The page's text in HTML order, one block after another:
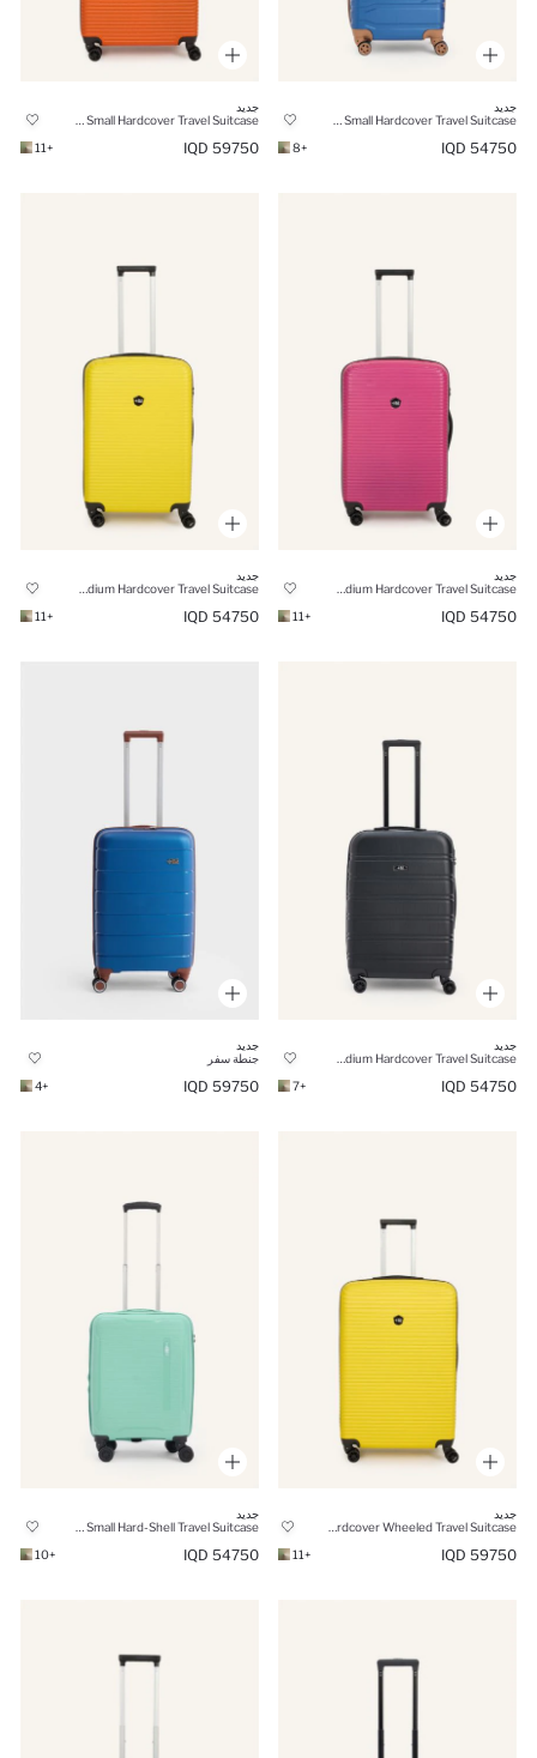
جديد
54750 IQD
+8
جديد
59750 IQD
+11
جديد
54750 IQD
+11
جديد
54750 IQD
+11
جديد
54750 IQD
+7
جديد
جنطة سفر
59750 IQD
+4
جديد
59750 IQD
+11
جديد
54750 IQD
+10